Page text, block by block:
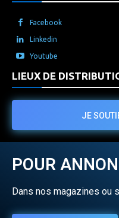
Facebook
Linkedin
Youtube
LIEUX DE
JE
POUR
Dans nos magazines ou